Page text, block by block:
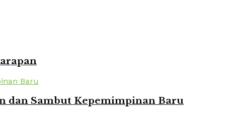
dan Sambut Kepemimpinan Baru